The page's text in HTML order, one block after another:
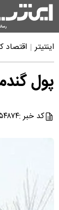
اینتیتر اقتصاد
پول
کد خبر :